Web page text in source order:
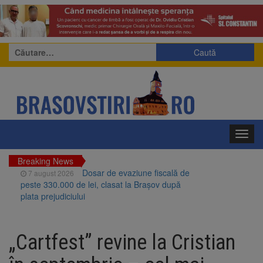
Caută
după:
Breaking News
7 august 2026
Dosar de evaziune fiscală de
peste 330.000 de lei, clasat la Brașov după
plata prejudiciului
sistarea plăților către Brai-Cata și Comprest.
Motivul: platforme de gunoi neigienizate
„Cartfest” revine la Cristian